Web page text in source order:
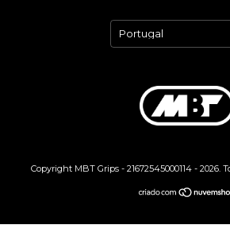
Copyright MBT Grips - 21672545000114 - 2026.